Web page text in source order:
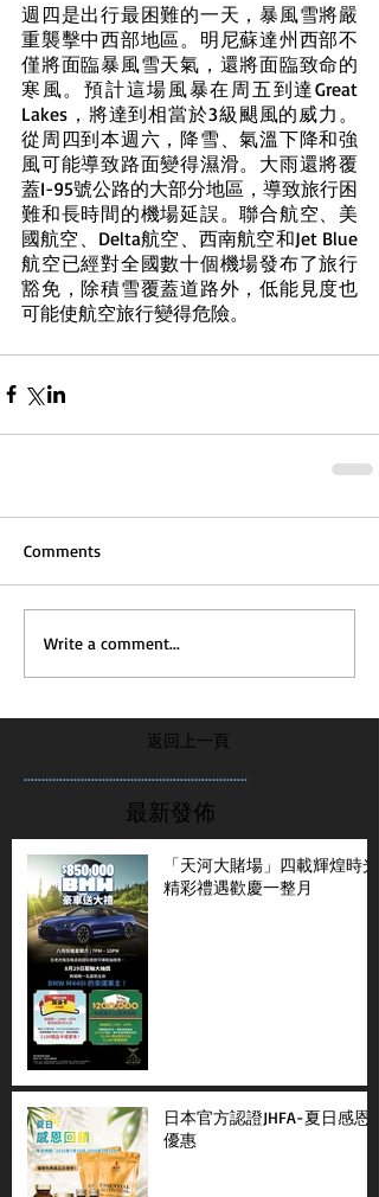
週四是出行最困難的一天，暴風雪將嚴
重襲擊中西部地區。明尼蘇達州西部不
僅將面臨暴風雪天氣，還將面臨致命的
寒風。預計這場風暴在周五到達Great
Lakes，將達到相當於3級颶風的威力。
從周四到本週六，降雪、氣溫下降和強
風可能導致路面變得濕滑。大雨還將覆
蓋I-95號公路的大部分地區，導致旅行困
難和長時間的機場延誤。聯合航空、美
國航空、Delta航空、西南航空和Jet Blue
航空已經對全國數十個機場發布了旅行
豁免，除積雪覆蓋道路外，低能見度也
可能使航空旅行變得危險。
Comments
Write a comment...
返回上一頁
...............................................................
最新發佈
「天河大賭場」四載輝煌時光
精彩禮遇歡慶一整月
日本官方認證JHFA-夏日感恩
優惠